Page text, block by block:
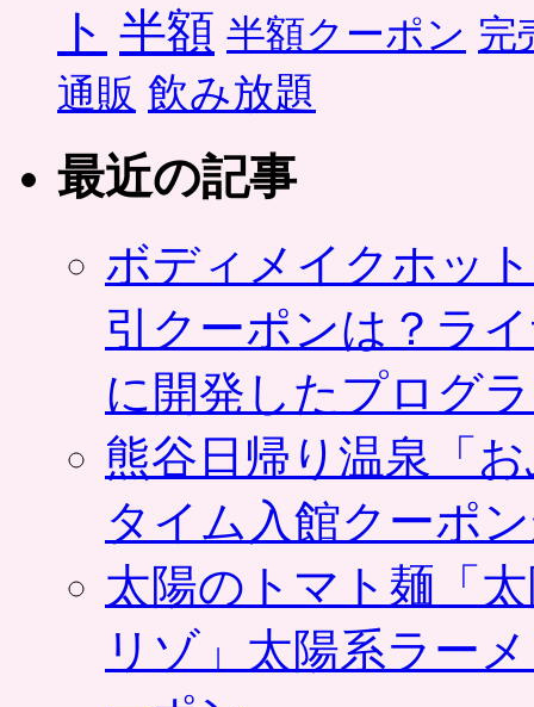
ト 半額 半額クーポン 完
通販 飲み放題
最近の記事
ボディメイクホッ
引クーポンは？ラ
に開発したプログ
熊谷日帰り温泉「
タイム入館クーポ
太陽のトマト麺「
リゾ」太陽系ラー